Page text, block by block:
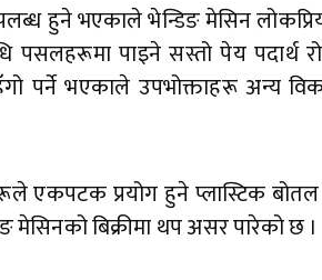
हुने भएकाले भेन्डिङ मेसिन
पाइने सस्तो पेय पदार्थ
पर्ने भएकाले उपभोक्ताहरू अन्य
एकपटक प्रयोग हुने प्लास्टिक
बिक्रीमा थप असर पारेको छ ।